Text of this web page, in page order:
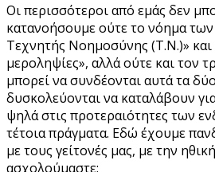
Οι περισσότεροι από εμάς δεν
κατανοήσουμε ούτε το νόημα
Τεχνητής Νοημοσύνης (Τ.Ν.)» και
μεροληψίες», αλλά ούτε και τον
μπορεί να συνδέονται αυτά τα
δυσκολεύονται να καταλάβουν
ψηλά στις προτεραιότητες των
τέτοια πράγματα. Εδώ έχουμε
με τους γείτονές μας, με την
ασχολούμαστε;